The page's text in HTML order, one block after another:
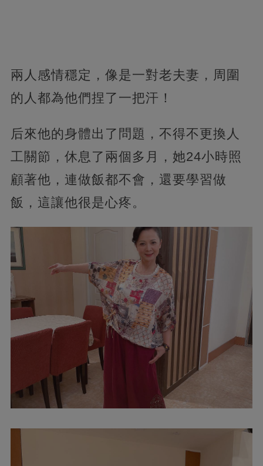
兩人感情穩定，像是一對老夫妻，周圍
的人都為他們捏了一把汗！
后來他的身體出了問題，不得不更換人
工關節，休息了兩個多月，她24小時照
顧著他，連做飯都不會，還要學習做
飯，這讓他很是心疼。